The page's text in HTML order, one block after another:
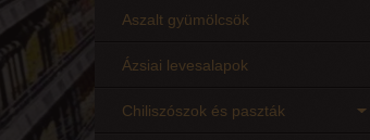
Aszalt gyümölcsök
Ázsiai levesalapok
Chiliszószok és paszták